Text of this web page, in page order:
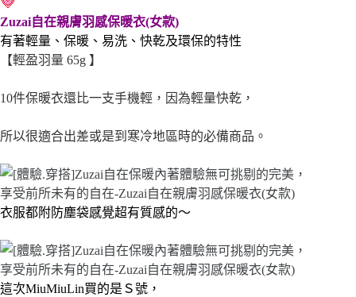
Zuzai自在親膚羽感保暖衣(女款)
有著輕量、保暖、易洗、快乾及環保的特性
【輕盈羽量 65g 】
10件保暖衣還比一支手機輕，因為輕量快乾，
所以很適合出差或是到寒冷地區時的必備商品。
衣服都附防塵袋感覺超有質感的～
這次MiuMiuLin買的是Ｓ號，